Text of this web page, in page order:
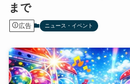
まで
広告 ニュース・イベント